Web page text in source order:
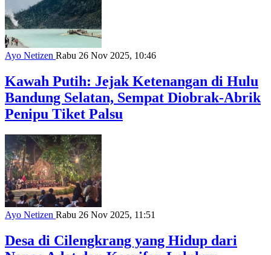
Ayo Netizen Rabu 26 Nov 2025, 10:46
Kawah Putih: Jejak Ketenangan di Hulu
Bandung Selatan, Sempat Diobrak-Abrik
Penipu Tiket Palsu
Ayo Netizen Rabu 26 Nov 2025, 11:51
Desa di Cilengkrang yang Hidup dari